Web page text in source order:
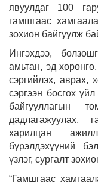
явуулдаг 100
гамшгаас
зохион байгуулж
Ингэхдээ,
амьтан, эд
сэргийлэх, аврах,
сэргээн босгох
байгууллагын
дадлагажуулах,
харилцан
бүрэлдэхүүний
үзлэг, сургалт
“Гамшгаас